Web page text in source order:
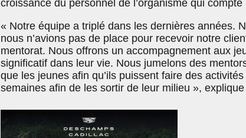
croissance du personnel de l’organisme qui
« Notre équipe a triplé dans les dernières années.
nous n’avions pas de place pour recevoir notre
mentorat. Nous offrons un accompagnement aux
significatif dans leur vie. Nous jumelons des
que les jeunes afin qu’ils puissent faire des
semaines afin de les sortir de leur milieu »,